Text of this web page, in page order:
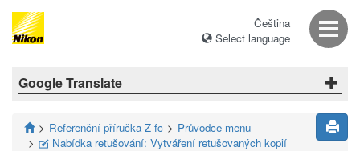
Čeština
Select language
Google Translate
Referenční příručka Z fc Průvodce menu
N Nabídka retušování: Vytváření retušovaných kopií